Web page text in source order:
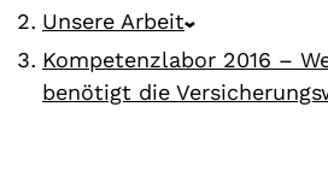
Unsere Arbeit
Kompetenzlabor 2016 –
benötigt die